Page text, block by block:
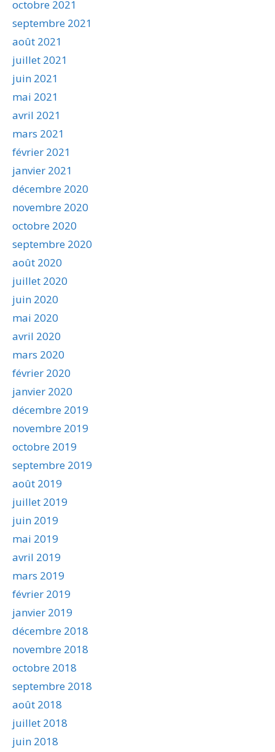
octobre 2021
septembre 2021
août 2021
juillet 2021
juin 2021
mai 2021
avril 2021
mars 2021
février 2021
janvier 2021
décembre 2020
novembre 2020
octobre 2020
septembre 2020
août 2020
juillet 2020
juin 2020
mai 2020
avril 2020
mars 2020
février 2020
janvier 2020
décembre 2019
novembre 2019
octobre 2019
septembre 2019
août 2019
juillet 2019
juin 2019
mai 2019
avril 2019
mars 2019
février 2019
janvier 2019
décembre 2018
novembre 2018
octobre 2018
septembre 2018
août 2018
juillet 2018
juin 2018